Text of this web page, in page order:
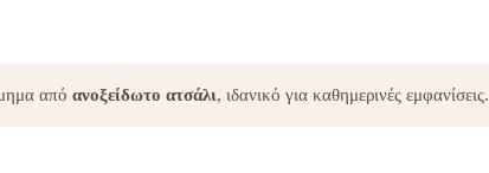
από ανοξείδωτο ατσάλι, ιδανικό για καθημερινές εμφανίσεις.